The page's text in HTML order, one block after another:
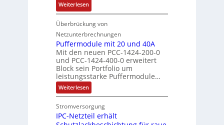
d
u
r
d
a
s
A
u
s
l
a
a
d
d
e
s
V
D
M
A
l
e
s
t
ä
t
i
g
e
n
J
a
r
e
n
e
i
t
e
r
b
e
i
S
k
u
r
3
6
f
e
h
l
e
n
4
,
M
i
Weiterlesen:
A
l
l
A
b
o
u
t
A
u
t
o
Überbrückung von
Netzunterbrechnungen
Puffermodule mit 20 und 40A
Mit den neuen PCC-1424-200-0
und PCC-1424-400-0 erweitert
Block sein Portfolio um
leistungsstarke Puffermodule…
Weiterlesen:
P
f
f
e
Stromversorgung
IPC-Netzteil erhält